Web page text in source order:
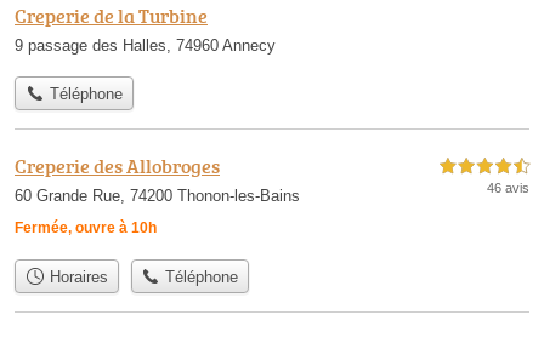
Creperie de la Turbine
9 passage des Halles, 74960 Annecy
Téléphone
Creperie des Allobroges
60 Grande Rue, 74200 Thonon-les-Bains
Fermée, ouvre à 10h
4,5 étoiles sur 5
46 avis
Horaires Téléphone